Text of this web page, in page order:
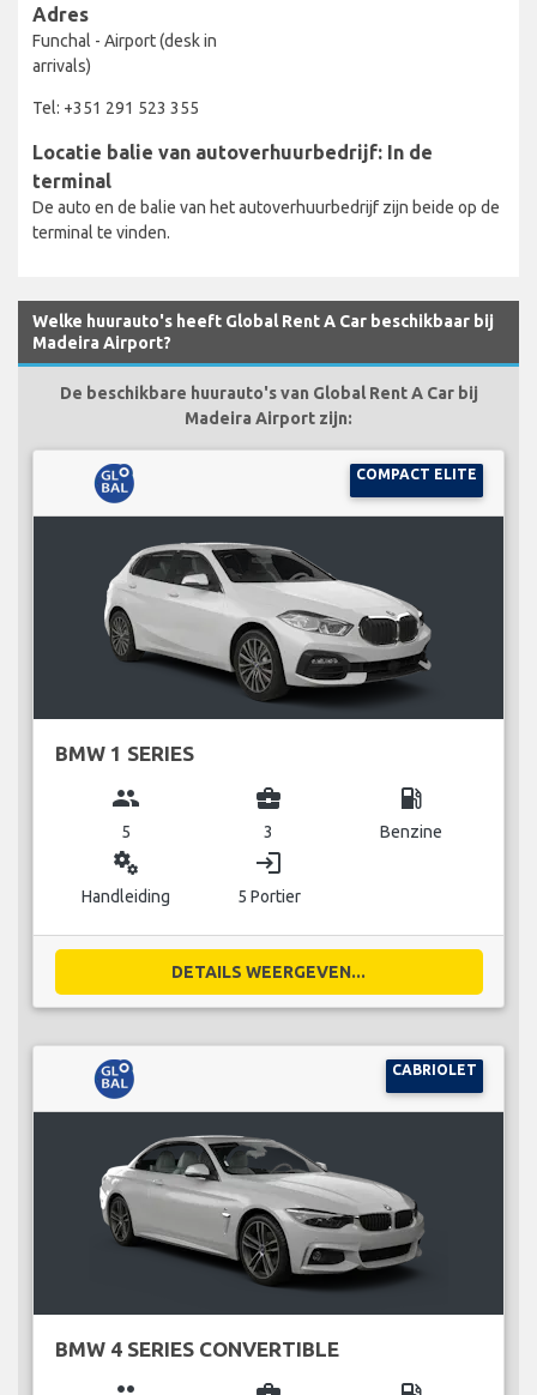
Adres
Funchal - Airport (desk in
arrivals)
Tel: +351 291 523 355
Locatie balie van autoverhuurbedrijf: In de
terminal
De auto en de balie van het autoverhuurbedrijf zijn beide op de
terminal te vinden.
Welke huurauto's heeft Global Rent A Car beschikbaar bij
Madeira Airport?
De beschikbare huurauto's van Global Rent A Car bij
Madeira Airport zijn:
COMPACT ELITE
BMW 1 SERIES
group
5
business_center
3
local_gas_station
Benzine
miscellaneous_services
Handleiding
login
5 Portier
DETAILS WEERGEVEN...
CABRIOLET
BMW 4 SERIES CONVERTIBLE